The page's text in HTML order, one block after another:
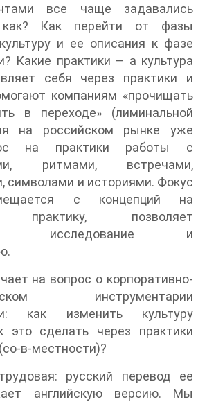
все чаще задавались
Как перейти от фазы
и ее описания к фазе
Какие практики – а культура
себя через практики и
компаниям «прочищать
в переходе» (лиминальной
на российском рынке уже
на практики работы с
ритмами, встречами,
символами и историями. Фокус
с концепций на
практику, позволяет
исследование и
на вопрос о корпоративно-
инструментарии
как изменить культуру
это сделать через практики
в-местности)?
русский перевод ее
английскую версию. Мы